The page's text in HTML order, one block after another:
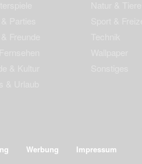
Impressum
Werbung